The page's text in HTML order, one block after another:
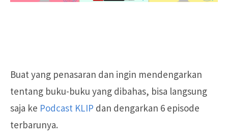
Buat yang penasaran dan ingin mendengarkan
tentang buku-buku yang dibahas, bisa langsung
saja ke Podcast KLIP dan dengarkan 6 episode
terbarunya.